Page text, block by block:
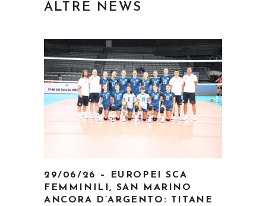
ALTRE NEWS
29/06/26 – EUROPEI SCA
FEMMINILI, SAN MARINO
ANCORA D’ARGENTO: TITANE